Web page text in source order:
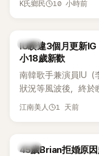
K氏鄉民 10 小時前
韓星
IU睽違3個月更新
小18歲新歡
南韓歌手兼演員IU（
狀況等風波後，終於
張近況照，讓大批粉
江南美人 1 天前
韓星
45歲Brian拒婚原因